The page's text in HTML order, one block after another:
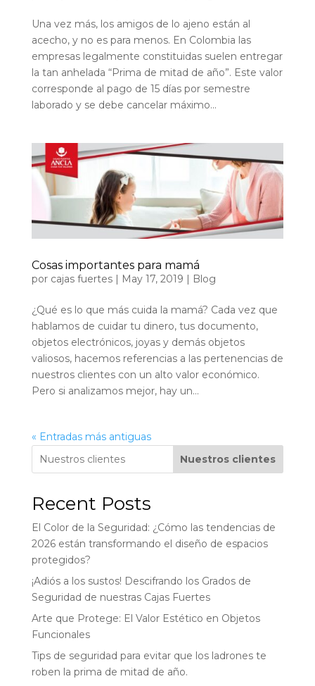
Una vez más, los amigos de lo ajeno están al
acecho, y no es para menos. En Colombia las
empresas legalmente constituidas suelen entregar
la tan anhelada “Prima de mitad de año”. Este valor
corresponde al pago de 15 días por semestre
laborado y se debe cancelar máximo...
Cosas importantes para mamá
por cajas fuertes| May 17, 2019 | Blog
¿Qué es lo que más cuida la mamá? Cada vez que
hablamos de cuidar tu dinero, tus documento,
objetos electrónicos, joyas y demás objetos
valiosos, hacemos referencias a las pertenencias de
nuestros clientes con un alto valor económico.
Pero si analizamos mejor, hay un...
« Entradas más antiguas
Nuestros clientes
Recent Posts
El Color de la Seguridad: ¿Cómo las tendencias de
2026 están transformando el diseño de espacios
protegidos?
¡Adiós a los sustos! Descifrando los Grados de
Seguridad de nuestras Cajas Fuertes
Arte que Protege: El Valor Estético en Objetos
Funcionales
Tips de seguridad para evitar que los ladrones te
roben la prima de mitad de año.